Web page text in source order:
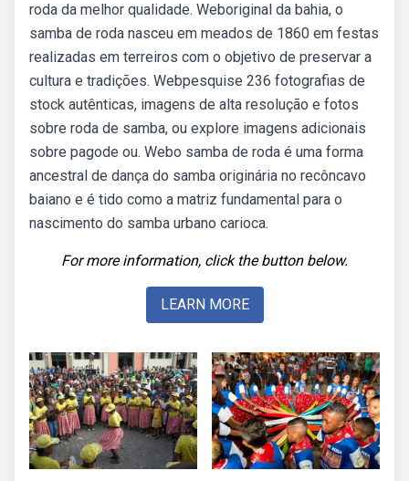
roda da melhor qualidade. Weboriginal da bahia, o
samba de roda nasceu em meados de 1860 em festas
realizadas em terreiros com o objetivo de preservar a
cultura e tradições. Webpesquise 236 fotografias de
stock autênticas, imagens de alta resolução e fotos
sobre roda de samba, ou explore imagens adicionais
sobre pagode ou. Webo samba de roda é uma forma
ancestral de dança do samba originária no recôncavo
baiano e é tido como a matriz fundamental para o
nascimento do samba urbano carioca.
For more information, click the button below.
LEARN MORE